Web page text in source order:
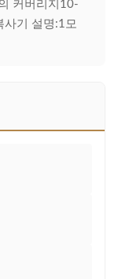
커버리지10-
사기 설명:1모